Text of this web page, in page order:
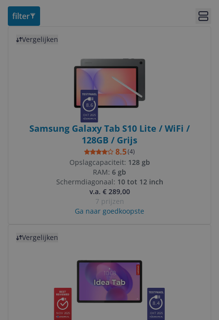
filter
Vergelijken
8.6
OKT 2025
Samsung Galaxy Tab S10 Lite / WiFi /
128GB / Grijs
8.5(4)
Opslagcapaciteit: 128 gb
RAM: 6 gb
Schermdiagonaal: 10 tot 12 inch
v.a. € 289,00
7 prijzen
Ga naar goedkoopste
Vergelijken
NOV 2025
8.4
OKT 2025